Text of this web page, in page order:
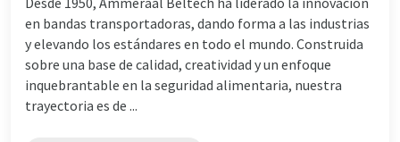
en bandas transportadoras, dando forma a las industrias
y elevando los estándares en todo el mundo. Construida
sobre una base de calidad, creatividad y un enfoque
inquebrantable en la seguridad alimentaria, nuestra
trayectoria es de ...